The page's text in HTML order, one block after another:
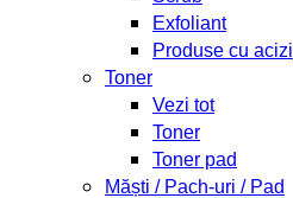
Exfoliant
Produse cu acizi
Toner
Vezi tot
Toner
Toner pad
Măști / Pach-uri / Pad